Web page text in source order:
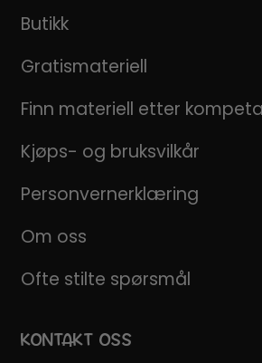
Butikk
Gratismateriell
Finn materiell etter
Kjøps- og bruksvilkår
Personvernerklæring
Om oss
Ofte stilte spørsmål
KONTAKT OSS